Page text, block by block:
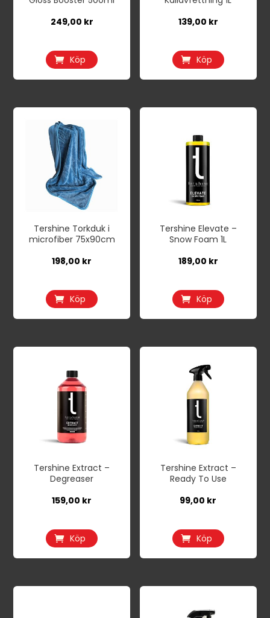
249,00 kr
Köp
139,00 kr
Köp
Tershine Torkduk i
microfiber 75x90cm
198,00 kr
Köp
Tershine Elevate –
Snow Foam 1L
189,00 kr
Köp
Tershine Extract –
Degreaser
159,00 kr
Köp
Tershine Extract –
Ready To Use
99,00 kr
Köp